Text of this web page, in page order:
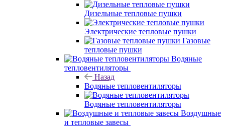
Дизельные тепловые пушки
Электрические тепловые пушки
Газовые
тепловые пушки
Водяные
тепловентиляторы
Назад
Водяные тепловентиляторы
Водяные тепловентиляторы
Воздушные
и тепловые завесы